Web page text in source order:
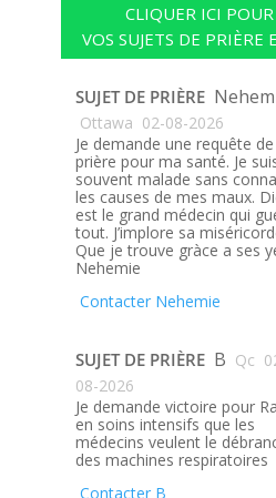
CLIQUER ICI
VOS SUJETS DE PRIÈRE
SUJET DE PRIÈRE
Ottawa 02-08-2026
Je demande une requête de
prière pour ma santé. Je
souvent malade sans
les causes de mes maux.
est le grand médecin qui
tout. J’implore sa
Que je trouve gràce a ses
Nehemie
Contacter Nehemie
SUJET DE PRIÈRE B Qc
08-2026
Je demande victoire pour
en soins intensifs que les
médecins veulent le
des machines respiratoires
Contacter B